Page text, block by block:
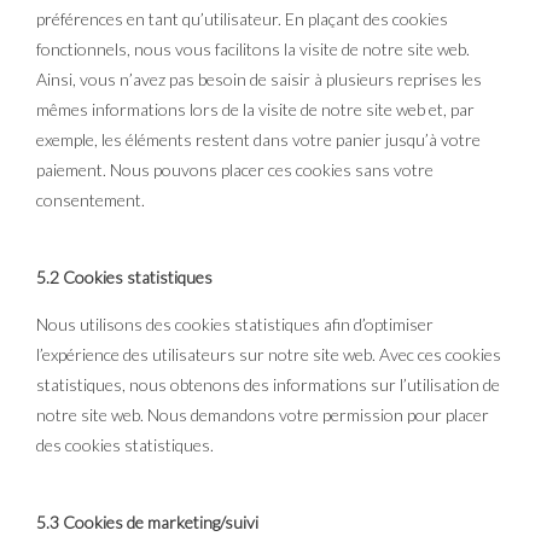
préférences en tant qu’utilisateur. En plaçant des cookies
fonctionnels, nous vous facilitons la visite de notre site web.
Ainsi, vous n’avez pas besoin de saisir à plusieurs reprises les
mêmes informations lors de la visite de notre site web et, par
exemple, les éléments restent dans votre panier jusqu’à votre
paiement. Nous pouvons placer ces cookies sans votre
consentement.
5.2 Cookies statistiques
Nous utilisons des cookies statistiques afin d’optimiser
l’expérience des utilisateurs sur notre site web. Avec ces cookies
statistiques, nous obtenons des informations sur l’utilisation de
notre site web. Nous demandons votre permission pour placer
des cookies statistiques.
5.3 Cookies de marketing/suivi